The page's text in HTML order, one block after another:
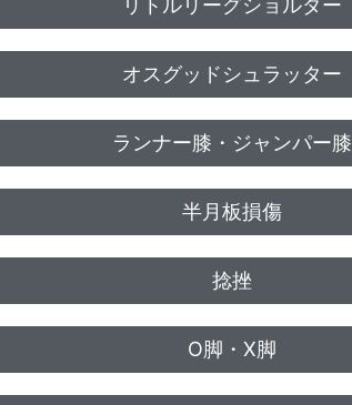
リトルリーグショルダー
オスグッドシュラッター
ランナー膝・ジャンパー膝
半月板損傷
捻挫
O脚・X脚